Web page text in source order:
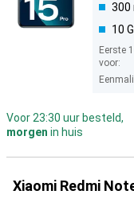
300
10
Eerste
voor:
Voor 23:30 uur besteld,
morgen in huis
Xiaomi Redmi